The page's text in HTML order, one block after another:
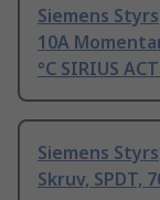
Siemens
10A
°C SIRIUS
Siemens
Skruv, SPDT,